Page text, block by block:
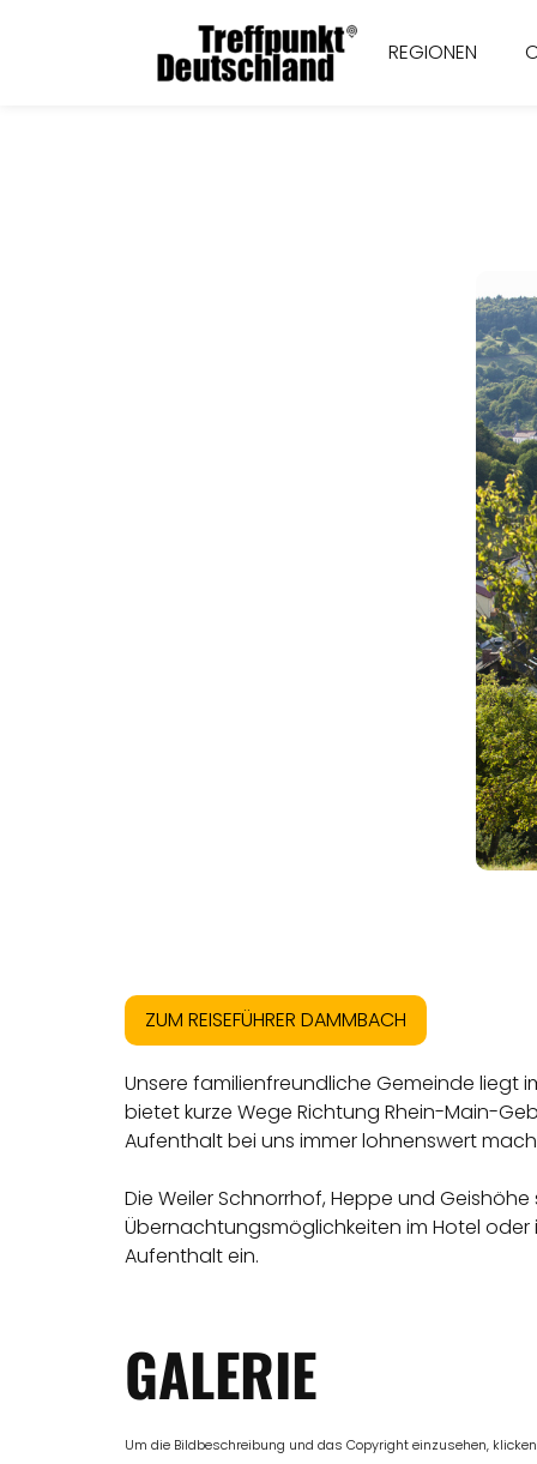
REGIONEN
ZUM REISEFÜHRER DAMMBACH
Unsere familienfreundliche Gemeinde liegt
bietet kurze Wege Richtung Rhein-Main-
Aufenthalt bei uns immer lohnenswert
Die Weiler Schnorrhof, Heppe und
Übernachtungsmöglichkeiten im Hotel
Aufenthalt ein.
GALERIE
Um die Bildbeschreibung und das Copyright einzusehen,